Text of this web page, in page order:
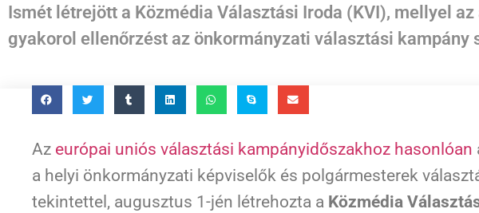
Ismét létrejött a Közmédia Választási Iroda (KVI), mellyel
gyakorol ellenőrzést az önkormányzati választási kampány
Az európai uniós választási kampányidőszakhoz hasonlóan
a helyi önkormányzati képviselők és polgármesterek
tekintettel, augusztus 1-jén létrehozta a Közmédia